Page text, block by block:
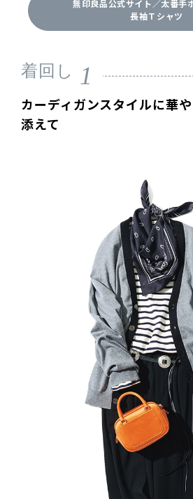
無印良品公式サイト／太番手
長袖Ｔシャツ
着回し 1
カーディガンスタイルに華
添えて